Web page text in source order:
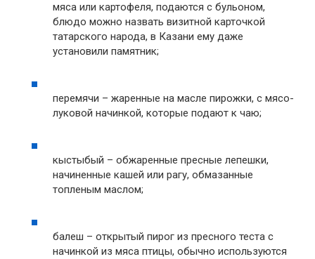
мяса или картофеля, подаются с бульоном,
блюдо можно назвать визитной карточкой
татарского народа, в Казани ему даже
установили памятник;
перемячи – жаренные на масле пирожки, с мясо-
луковой начинкой, которые подают к чаю;
кыстыбый – обжаренные пресные лепешки,
начиненные кашей или рагу, обмазанные
топленым маслом;
балеш – открытый пирог из пресного теста с
начинкой из мяса птицы, обычно используются